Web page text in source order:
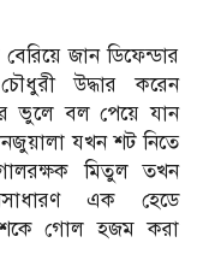
জান ডিফেন্ডার
উদ্ধার করেন
ভুলে বল পেয়ে যান
যখন শট নিতে
মিতুল তখন
এক হেডে
গোল হজম করা